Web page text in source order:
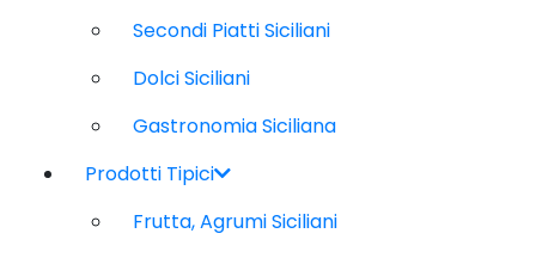
Secondi Piatti Siciliani
Dolci Siciliani
Gastronomia Siciliana
Prodotti Tipici
Frutta, Agrumi Siciliani